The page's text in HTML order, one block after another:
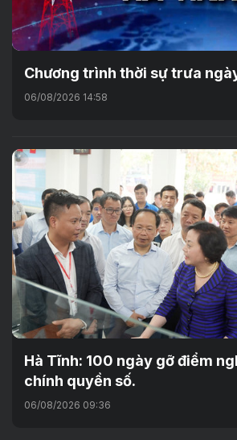
Chương trình thời sự trưa
06/08/2026 14:58
Hà Tĩnh: 100 ngày gỡ điểm
chính quyền số.
06/08/2026 09:36